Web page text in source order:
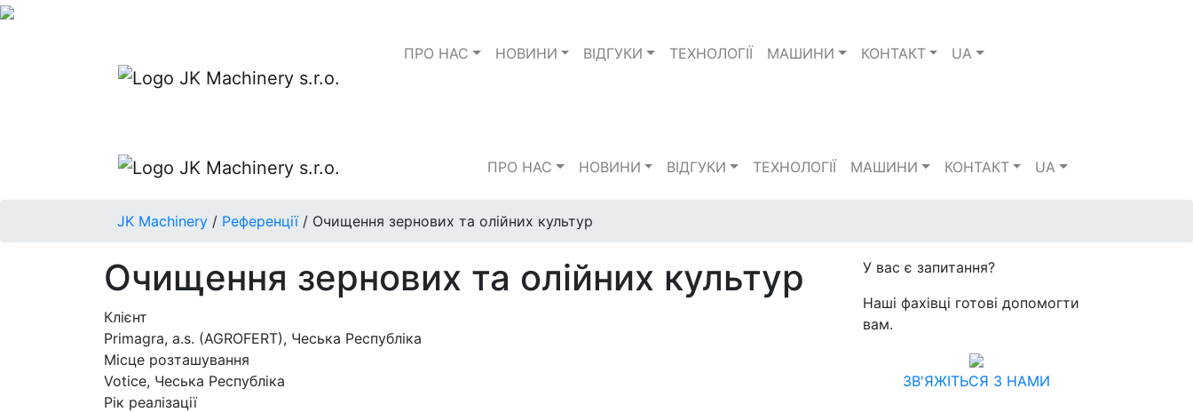
ПРО НАС НОВИНИ ВІДГУКИ TЕХНОЛОГІЇ МАШИНИ КОНТАКТ UA
ПРО НАС НОВИНИ ВІДГУКИ TЕХНОЛОГІЇ МАШИНИ КОНТАКТ UA
JK Machinery / Референції/ Очищення зернових та олійних культур
Очищення зернових та олійних культур
Клієнт
Primagra, a.s. (AGROFERT), Чеська Республіка
Місце розташування
Votice, Чеська Республіка
Рік реалізації
У вас є запитання?
Наші фахівці готові допомогти
вам.
ЗВ'ЯЖІТЬСЯ З НАМИ